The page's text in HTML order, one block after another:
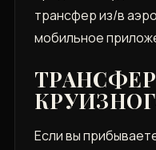
трансфер из/в
мобильное
Если вы